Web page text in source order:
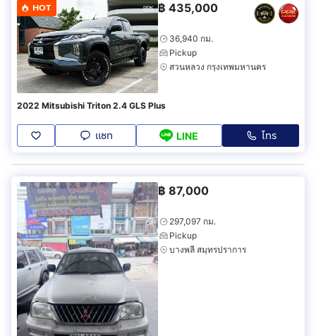
HOT ฿ 435,000
36,940 กม.
Pickup
สวนหลวง กรุงเทพมหานคร
2022 Mitsubishi Triton 2.4 GLS Plus
แชท LINE โทร
฿ 87,000
297,097 กม.
Pickup
บางพลี สมุทรปราการ